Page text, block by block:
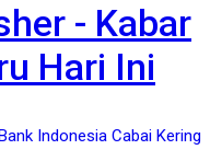
- Kabar
Hari Ini